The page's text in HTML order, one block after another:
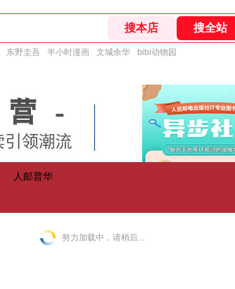
东野圭吾 半小时漫画 文城余华 bibi动物园
人邮普华
努力加载中，请稍后...